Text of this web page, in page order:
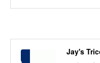
Jay's